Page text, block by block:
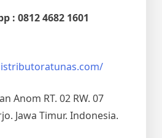
: 0812 4682 1601
Anom RT. 02 RW. 07
Jawa Timur. Indonesia.